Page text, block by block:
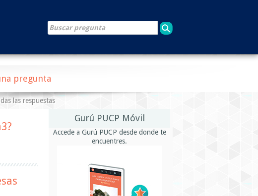
pregunta
las respuestas
Gurú PUCP Móvil
Accede a Gurú PUCP desde donde te
encuentres.